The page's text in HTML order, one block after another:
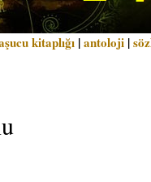
kitaplığı |antoloji |